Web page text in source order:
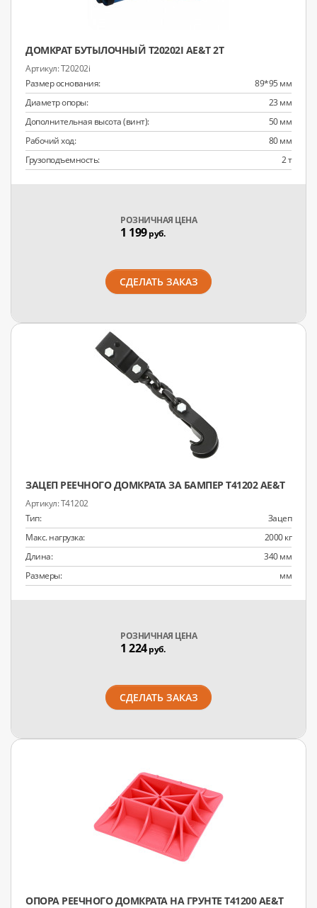
ДОМКРАТ БУТЫЛОЧНЫЙ T20202I AE&T 2Т
T20202i
Размер основания:
89*95 мм
Диаметр опоры:
23 мм
Дополнительная высота (винт):
50 мм
Рабочий ход:
80 мм
Грузоподъемность:
2 т
РОЗНИЧНАЯ ЦЕНА
1 199руб.
СДЕЛАТЬ ЗАКАЗ
ЗАЦЕП РЕЕЧНОГО ДОМКРАТА ЗА БАМПЕР T41202 AE&T
T41202
Тип:
Зацеп
Макс. нагрузка:
2000 кг
Длина:
340 мм
Размеры:
мм
РОЗНИЧНАЯ ЦЕНА
1 224руб.
СДЕЛАТЬ ЗАКАЗ
ОПОРА РЕЕЧНОГО ДОМКРАТА НА ГРУНТЕ T41200 AE&T